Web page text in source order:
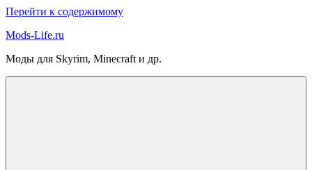
Перейти к содержимому
Mods-Life.ru
Моды для Skyrim, Minecraft и др.